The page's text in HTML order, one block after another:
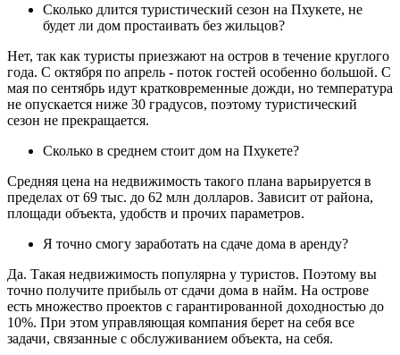
Сколько длится туристический сезон на Пхукете, не
будет ли дом простаивать без жильцов?
Нет, так как туристы приезжают на остров в течение круглого
года. С октября по апрель - поток гостей особенно большой. С
мая по сентябрь идут кратковременные дожди, но температура
не опускается ниже 30 градусов, поэтому туристический
сезон не прекращается.
Сколько в среднем стоит дом на Пхукете?
Средняя цена на недвижимость такого плана варьируется в
пределах от 69 тыс. до 62 млн долларов. Зависит от района,
площади объекта, удобств и прочих параметров.
Я точно смогу заработать на сдаче дома в аренду?
Да. Такая недвижимость популярна у туристов. Поэтому вы
точно получите прибыль от сдачи дома в найм. На острове
есть множество проектов с гарантированной доходностью до
10%. При этом управляющая компания берет на себя все
задачи, связанные с обслуживанием объекта, на себя.